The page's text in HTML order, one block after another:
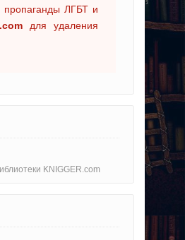
пропаганды ЛГБТ и
для удаления
KNIGGER.com